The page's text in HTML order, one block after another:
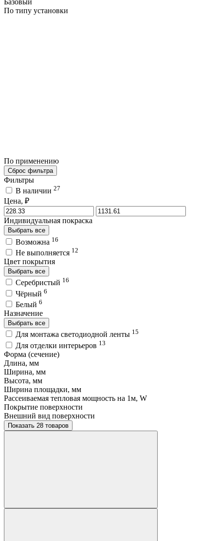
По типу установки
По применению
Сброс фильтра
Фильтры
В наличии 27
Цена, ₽
Индивидуальная покраска
Выбрать все
Возможна 16
Не выполняется 12
Цвет покрытия
Выбрать все
Серебристый 16
Чёрный 6
Белый 6
Назначение
Выбрать все
Для монтажа светодиодной ленты 15
Для отделки интерьеров 13
Форма (сечение)
Длина, мм
Ширина, мм
Высота, мм
Ширина площадки, мм
Рассеиваемая тепловая мощность на 1м, W
Покрытие поверхности
Внешний вид поверхности
Показать 28 товаров